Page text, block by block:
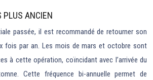
PLUS ANCIEN
passée, il est recommandé de retourner son
fois par an. Les mois de mars et octobre sont
à cette opération, coïncidant avec l’arrivée du
Cette fréquence bi-annuelle permet de